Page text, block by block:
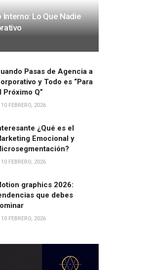
Lo Que Nadie
Pasas de Agencia a
y Todo es “Para
Próximo Q”
10 FEBRERO, 2026
¿Qué es el
Emocional y
10 FEBRERO, 2026
graphics 2026:
que debes
10 FEBRERO, 2026